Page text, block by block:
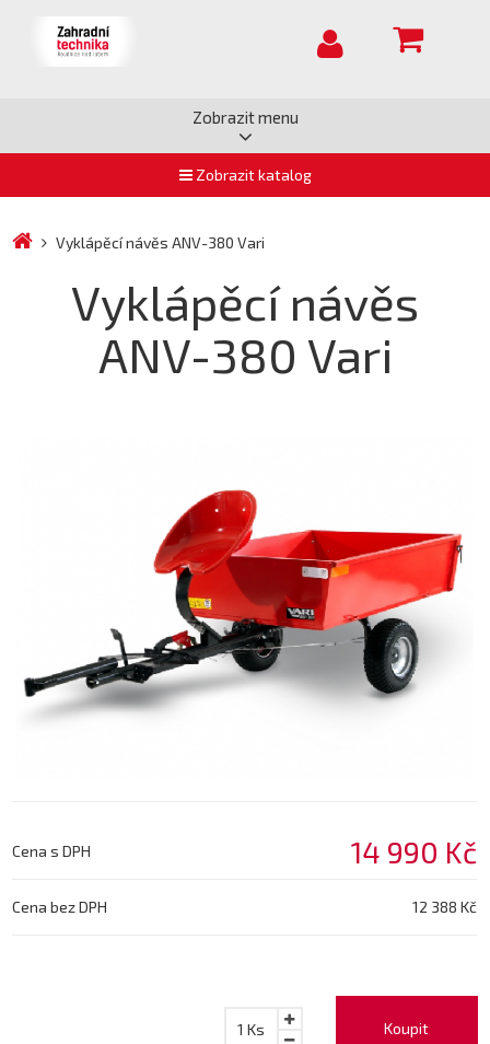
Zobrazit menu
Zobrazit katalog
Vyklápěcí návěs ANV-380 Vari
Vyklápěcí návěs
ANV-380 Vari
Cena s DPH 14 990 Kč
Cena bez DPH 12 388 Kč
Koupit
1 Ks